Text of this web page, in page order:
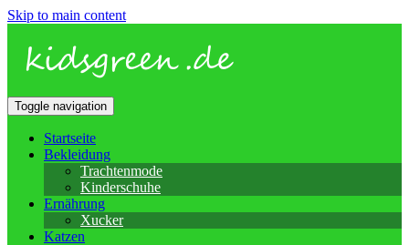
Skip to main content
Toggle navigation
Startseite
Bekleidung
Trachtenmode
Kinderschuhe
Ernährung
Xucker
Katzen